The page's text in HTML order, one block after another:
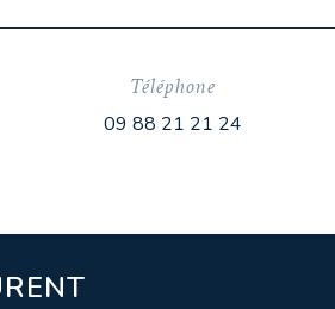
Téléphone
09 88 21 21 24